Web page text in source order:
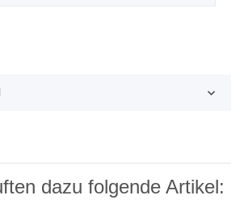
dazu folgende Artikel: